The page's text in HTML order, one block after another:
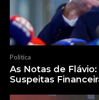
Política
As Notas de
Suspeitas